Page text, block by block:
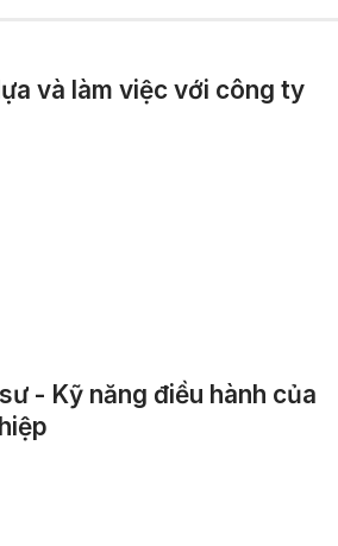
và làm việc với công ty
- Kỹ năng điều hành của